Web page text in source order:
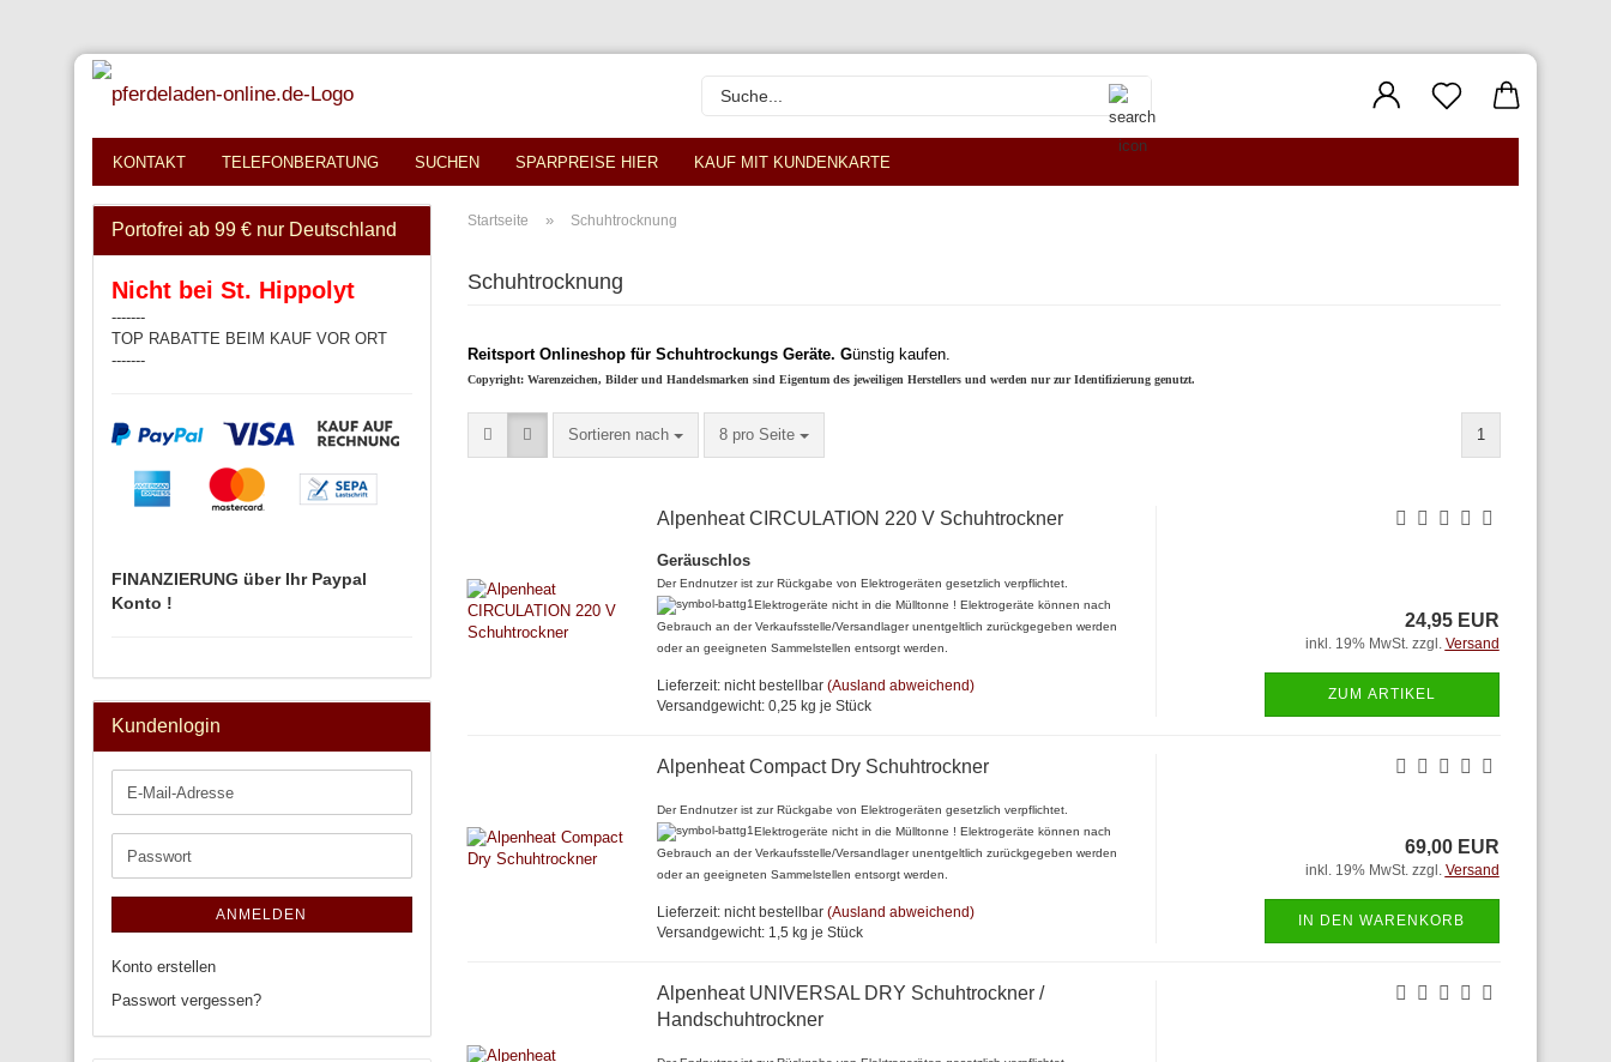
KONTAKT TELEFONBERATUNG SUCHEN SPARPREISE HIER KAUF MIT KUNDENKARTE
Startseite » Schuhtrocknung
Schuhtrocknung
Reitsport Onlineshop für Schuhtrockungs Geräte. Günstig kaufen.
Copyright: Warenzeichen, Bilder und Handelsmarken sind Eigentum des jeweiligen Herstellers und werden nur zur Identifizierung genutzt.
Sortieren nach
Sortieren nach 8 pro Seite
pro Seite 1
Alpenheat CIRCULATION 220 V Schuhtrockner
Geräuschlos
Der Endnutzer ist zur Rückgabe von Elektrogeräten gesetzlich verpflichtet.
Elektrogeräte nicht in die Mülltonne ! Elektrogeräte können nach
Gebrauch an der Verkaufsstelle/Versandlager unentgeltlich zurückgegeben werden
oder an geeigneten Sammelstellen entsorgt werden.
Lieferzeit: nicht bestellbar (Ausland abweichend)
Versandgewicht: 0,25 kg je Stück
24,95 EUR
inkl. 19% MwSt. zzgl. Versand
ZUM ARTIKEL
Alpenheat Compact Dry Schuhtrockner
Der Endnutzer ist zur Rückgabe von Elektrogeräten gesetzlich verpflichtet.
Elektrogeräte nicht in die Mülltonne ! Elektrogeräte können nach
Gebrauch an der Verkaufsstelle/Versandlager unentgeltlich zurückgegeben werden
oder an geeigneten Sammelstellen entsorgt werden.
Lieferzeit: nicht bestellbar (Ausland abweichend)
Versandgewicht: 1,5 kg je Stück
69,00 EUR
inkl. 19% MwSt. zzgl. Versand
IN DEN WARENKORB
Alpenheat UNIVERSAL DRY Schuhtrockner /
Handschuhtrockner
Portofrei ab 99 € nur Deutschland
Nicht bei St. Hippolyt
-------
TOP RABATTE BEIM KAUF VOR ORT
-------
FINANZIERUNG über Ihr Paypal
Konto !
Kundenlogin
E-
Mail-
Adresse
Passwort
ANMELDEN
Konto erstellen
Passwort vergessen?